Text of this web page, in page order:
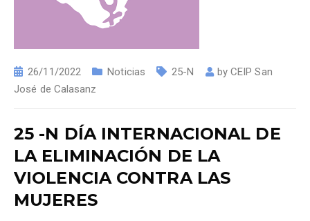
26/11/2022 Noticias 25-N by CEIP San
José de Calasanz
25 -N DÍA INTERNACIONAL DE
LA ELIMINACIÓN DE LA
VIOLENCIA CONTRA LAS
MUJERES